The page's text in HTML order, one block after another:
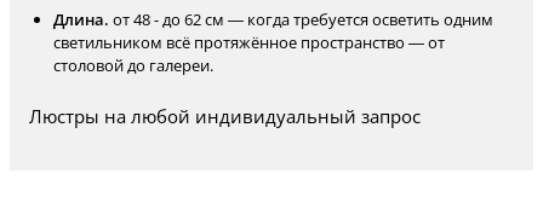
Длина. от 48 - до 62 см — когда требуется осветить одним
светильником всё протяжённое пространство — от
столовой до галереи.
Люстры на любой индивидуальный запрос